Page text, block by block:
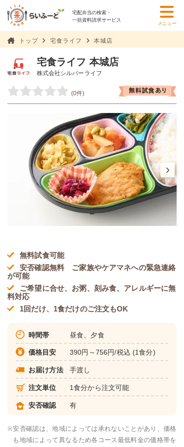
宅配弁当の検索・
一括資料請求サービス
メニュー
トップ 宅食ライフ 本城店
宅食ライフ 本城店
株式会社シルバーライフ
(0件)
無料試食可能
安否確認無料 ご家族やケアマネへの緊急連絡
が可能
ご希望に合せ、お粥、刻み食、アレルギーに無
料対応
1回だけ、1食だけのご注文もOK
時間帯 昼食、夕食
価格目安 390円～756円/税込 (1食分)
お届け方法 手渡し
注文単位 1食分から注文可能
安否確認 有
※安否確認は、地域によっては承れないことがあり、価格
も地域によって異なるため各コース最低料金の価格帯を